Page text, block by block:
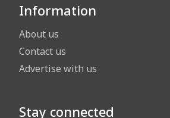
Information
About us
Contact us
Advertise with us
Stay connected